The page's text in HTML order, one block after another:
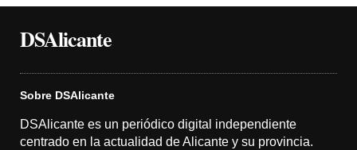
DSAlicante
Sobre DSAlicante
DSAlicante es un periódico digital independiente
centrado en la actualidad de Alicante y su provincia.